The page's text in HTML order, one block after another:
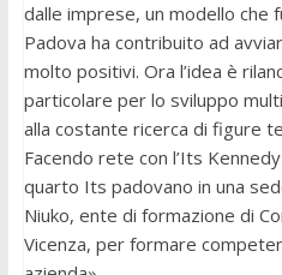
dalle imprese, un modello che
Padova ha contribuito ad
molto positivi. Ora l’idea è
particolare per lo sviluppo
alla costante ricerca di figure
Facendo rete con l’Its
quarto Its padovano in una
Niuko, ente di formazione di
Vicenza, per formare